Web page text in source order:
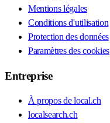
Mentions légales
Conditions d'utilisation
Protection des données
Paramètres des cookies
Entreprise
À propos de local.ch
localsearch.ch